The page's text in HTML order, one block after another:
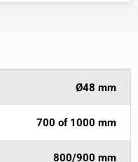
Ø48 mm
700 of 1000 mm
800/900 mm